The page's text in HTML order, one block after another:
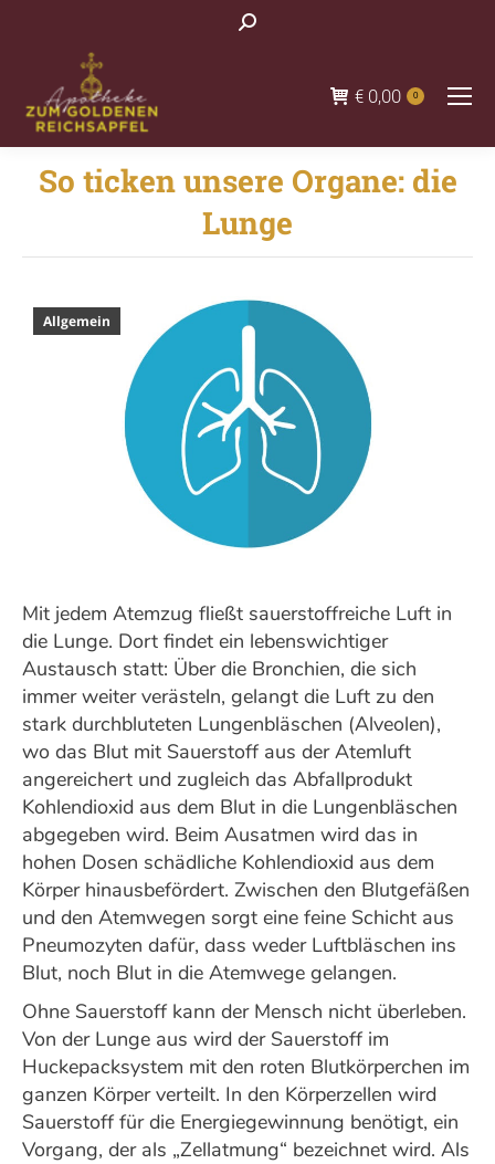
Search:
€ 0,00 0
So ticken unsere Organe: die
Lunge
You are here:
Allgemein
Mit jedem Atemzug fließt sauerstoffreiche Luft in
die Lunge. Dort findet ein lebenswichtiger
Austausch statt: Über die Bronchien, die sich
immer weiter verästeln, gelangt die Luft zu den
stark durchbluteten Lungenbläschen (Alveolen),
wo das Blut mit Sauerstoff aus der Atemluft
angereichert und zugleich das Abfallprodukt
Kohlendioxid aus dem Blut in die Lungenbläschen
abgegeben wird. Beim Ausatmen wird das in
hohen Dosen schädliche Kohlendioxid aus dem
Körper hinausbefördert. Zwischen den Blutgefäßen
und den Atemwegen sorgt eine feine Schicht aus
Pneumozyten dafür, dass weder Luftbläschen ins
Blut, noch Blut in die Atemwege gelangen.
Ohne Sauerstoff kann der Mensch nicht überleben.
Von der Lunge aus wird der Sauerstoff im
Huckepacksystem mit den roten Blutkörperchen im
ganzen Körper verteilt. In den Körperzellen wird
Sauerstoff für die Energiegewinnung benötigt, ein
Vorgang, der als „Zellatmung“ bezeichnet wird. Als